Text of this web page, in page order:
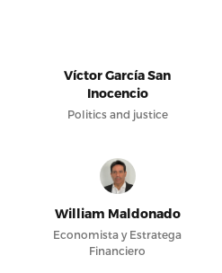
Víctor García San
Inocencio
Politics and justice
William Maldonado
Economista y Estratega
Financiero